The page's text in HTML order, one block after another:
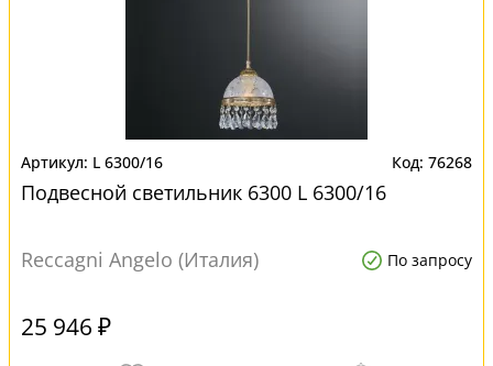
L 6300/16 76268
Подвесной светильник 6300 L 6300/16
Reccagni Angelo (Италия) По запросу
25 946 ₽